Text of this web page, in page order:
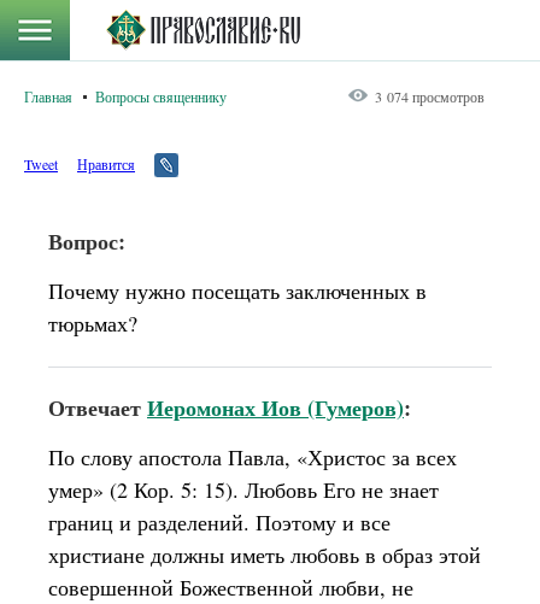
Главная Вопросы священнику 3 074 просмотров
Tweet Нравится
Вопрос:
Почему нужно посещать заключенных в
тюрьмах?
ОтвечаетИеромонах Иов (Гумеров):
По слову апостола Павла, «Христос за всех
умер» (2 Кор. 5: 15). Любовь Его не знает
границ и разделений. Поэтому и все
христиане должны иметь любовь в образ этой
совершенной Божественной любви, не